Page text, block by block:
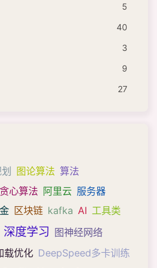
5
40
3
9
27
图论算法 算法
贪心算法 阿里云 服务器
区块链 kafka AI 工具类
深度学习 图神经网络
载优化 DeepSpeed多卡训练